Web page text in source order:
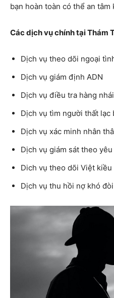
bạn hoàn toàn có thể an
Các dịch vụ chính tại Thám
Dịch vụ theo dõi ngoại
Dịch vụ giám định ADN
Dịch vụ điều tra hàng
Dịch vụ tìm người thất lạc
Dịch vụ xác minh nhân
Dịch vụ giám sát theo yêu
Dich vụ theo dõi Việt
Dịch vụ thu hồi nợ khó đòi